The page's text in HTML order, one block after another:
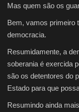
Mas quem são os
Bem, vamos primeiro
democracia.
Resumidamente, a
soberania é exercida
são os detentores do
Estado para que
Resumindo ainda